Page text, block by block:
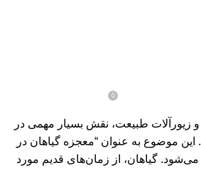
0
و زیورآلات طبیعت، نقش بسیار مهمی در
این موضوع به عنوان “معجزه گیاهان در
گیاهان، از زمان‌های قدیم مورد